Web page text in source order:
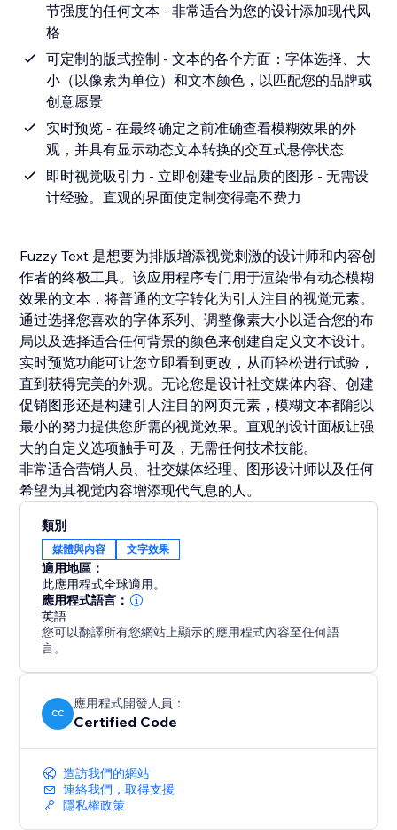
节强度的任何文本 - 非常适合为您的设计添加现代风
格
可定制的版式控制 - 文本的各个方面：字体选择、大
小（以像素为单位）和文本颜色，以匹配您的品牌或
创意愿景
实时预览 - 在最终确定之前准确查看模糊效果的外
观，并具有显示动态文本转换的交互式悬停状态
即时视觉吸引力 - 立即创建专业品质的图形 - 无需设
计经验。直观的界面使定制变得毫不费力
Fuzzy Text 是想要为排版增添视觉刺激的设计师和内容创
作者的终极工具。该应用程序专门用于渲染带有动态模糊
效果的文本，将普通的文字转化为引人注目的视觉元素。
通过选择您喜欢的字体系列、调整像素大小以适合您的布
局以及选择适合任何背景的颜色来创建自定义文本设计。
实时预览功能可让您立即看到更改，从而轻松进行试验，
直到获得完美的外观。无论您是设计社交媒体内容、创建
促销图形还是构建引人注目的网页元素，模糊文本都能以
最小的努力提供您所需的视觉效果。直观的设计面板让强
大的自定义选项触手可及，无需任何技术技能。
非常适合营销人员、社交媒体经理、图形设计师以及任何
希望为其视觉内容增添现代气息的人。
類別
媒體與內容 文字效果
適用地區：
此應用程式全球適用。
應用程式語言：
英語
您可以翻譯所有您網站上顯示的應用程式內容至任何語
言。
CC
應用程式開發人員：
Certified Code
造訪我們的網站
連絡我們，取得支援
隱私權政策